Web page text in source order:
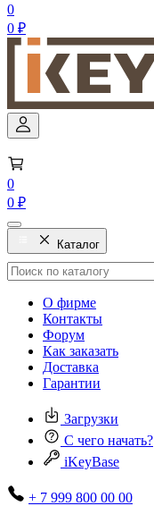
0
0 ₽
0
0 ₽
Каталог
О фирме
Контакты
Форум
Как заказать
Доставка
Гарантии
Загрузки
С чего начать?
iKeyBase
+ 7 999 800 00 00